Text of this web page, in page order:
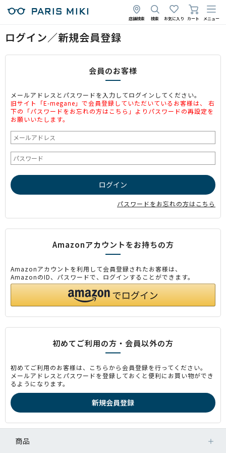
店舗検索 検索 お気に入り カート メニュー
ログイン／新規会員登録
会員のお客様
メールアドレスとパスワードを入力してログインしてください。
旧サイト「E-megane」で会員登録していただいているお客様は、 右
下の「パスワードをお忘れの方はこちら」よりパスワードの再設定を
お願いいたします。
パスワードをお忘れの方はこちら
Amazonアカウントをお持ちの方
Amazonアカウントを利用して会員登録されたお客様は、
AmazonのID、パスワードで、ログインすることができます。
初めてご利用の方・会員以外の方
初めてご利用のお客様は、こちらから会員登録を行ってください。
メールアドレスとパスワードを登録しておくと便利にお買い物ができ
るようになります。
商品